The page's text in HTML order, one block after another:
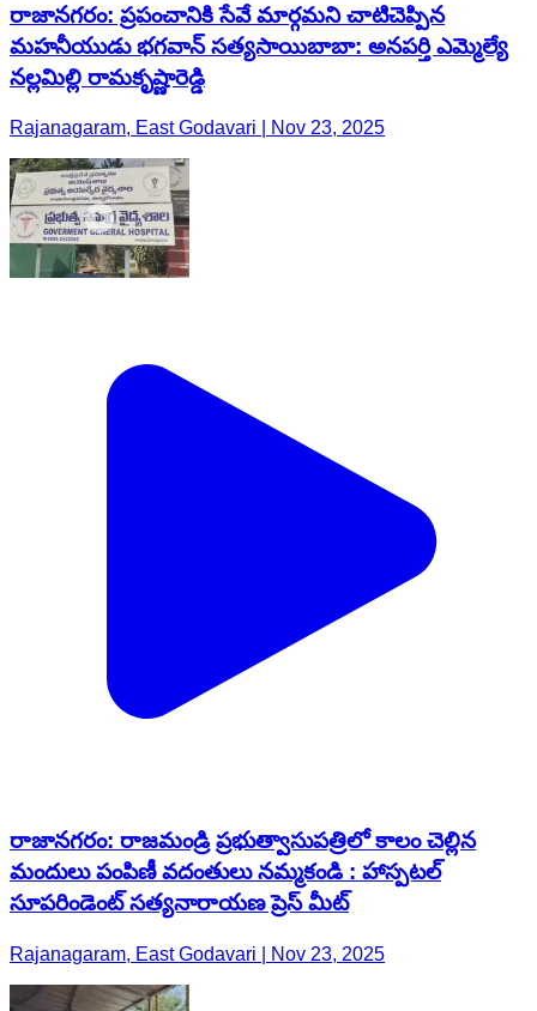
రాజానగరం: ప్రపంచానికి సేవే మార్గమని చాటిచెప్పిన
మహనీయుడు భగవాన్ సత్యసాయిబాబా: అనపర్తి ఎమ్మెల్యే
నల్లమిల్లి రామకృష్ణారెడ్డి
Rajanagaram, East Godavari | Nov 23, 2025
రాజానగరం: రాజమండ్రి ప్రభుత్వాసుపత్రిలో కాలం చెల్లిన
మందులు పంపిణీ వదంతులు నమ్మకండి : హాస్పటల్
సూపరిండెంట్ సత్యనారాయణ ప్రెస్ మీట్
Rajanagaram, East Godavari | Nov 23, 2025